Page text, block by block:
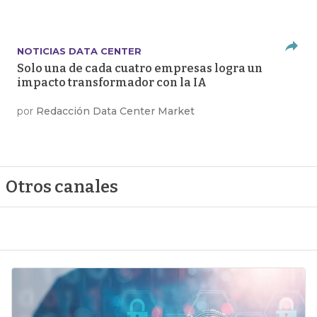
NOTICIAS DATA CENTER
Solo una de cada cuatro empresas logra un
impacto transformador con la IA
por Redacción Data Center Market
Otros canales